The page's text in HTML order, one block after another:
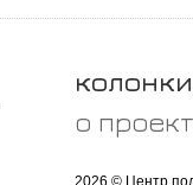
колонки
о